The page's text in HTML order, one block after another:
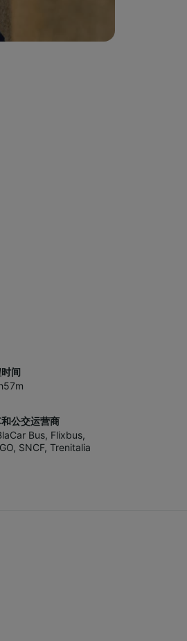
间
公交运营商
Bus, Flixbus,
, SNCF, Trenitalia